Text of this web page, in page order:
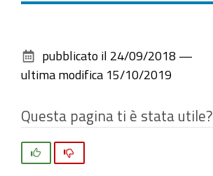
documento
pubblicato il 24/09/2018 —
ultima modifica 15/10/2019
Questa pagina ti è stata utile?